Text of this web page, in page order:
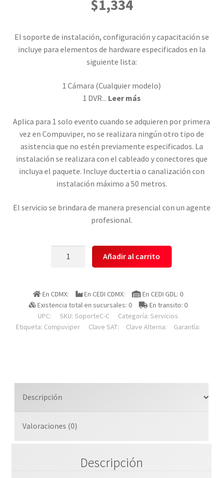
$1,334
El soporte de instalación, configuración y capacitación se
incluye para elementos de hardware especificados en la
siguiente lista:
1 Cámara (Cualquier modelo)
1 DVR... Leer más
Aplica para 1 solo evento cuando se adquieren por primera
vez en Compuviper, no se realizara ningún otro tipo de
asistencia que no estén previamente especificados. La
instalación se realizara con el cableado y conectores que
incluya el paquete. Incluye ductertia o canalización con
instalación máximo a 50 metros.
El servicio se brindara de manera presencial con un agente
profesional.
Instalación
Cámaras
De
Añadir al carrito
En CDMX: En CEDI CDMX:
En CEDI GDL: 0
Existencia total en sucursales: 0
En transito: 0
UPC:
SKU: SoporteC-C Categoría: Servicios
Etiqueta: Compuviper Clave SAT: Clave Alterna: Garantía:
Descripción
Valoraciones (0)
Descripción